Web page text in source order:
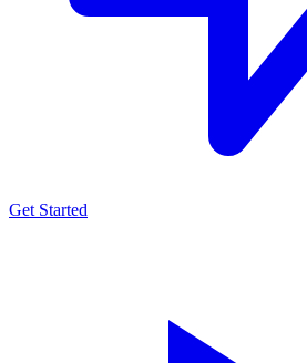
Get Started